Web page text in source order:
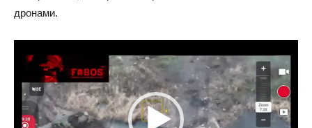
дронами.